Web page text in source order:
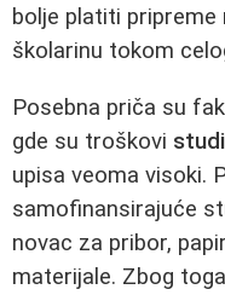
bolje platiti pripreme
školarinu tokom
Posebna priča su
gde su troškovi
upisa veoma visoki.
samofinansirajuće
novac za pribor,
materijale. Zbog